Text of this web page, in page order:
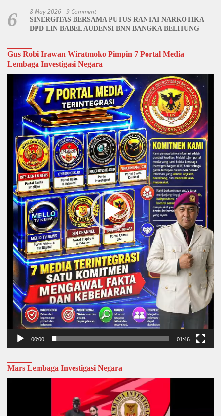
6 8 May 2026 9 Comment
SINERGITAS BERSAMA PUTUS RANTAI NARKOTIKA
DPD LIN BABEL AUDENSI BNN BANGKA BELITUNG
Gus Robi Irawan Wiratmoko Pimpin 7 Portal Media
Lembaga Investigasi Negara
Video
Player
00:00 01:46
Mars Lembaga Investigasi Negara